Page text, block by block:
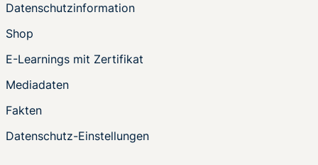
Datenschutzinformation
Shop
E-Learnings mit Zertifikat
Mediadaten
Fakten
Datenschutz-Einstellungen